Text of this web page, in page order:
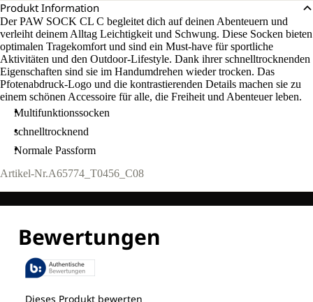
Produkt Information
Der PAW SOCK CL C begleitet dich auf deinen Abenteuern und
verleiht deinem Alltag Leichtigkeit und Schwung. Diese Socken bieten
optimalen Tragekomfort und sind ein Must-have für sportliche
Aktivitäten und den Outdoor-Lifestyle. Dank ihrer schnelltrocknenden
Eigenschaften sind sie im Handumdrehen wieder trocken. Das
Pfotenabdruck-Logo und die kontrastierenden Details machen sie zu
einem schönen Accessoire für alle, die Freiheit und Abenteuer leben.
Multifunktionssocken
schnelltrocknend
Normale Passform
Artikel-Nr.A65774_T0456_C08